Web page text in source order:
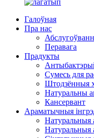
Галоўная
Пра нас
Перавага
Прадукты
Сумесь для
Штодзённыя
Натуральны
Кансервант
Араматычныя
Натуральныя